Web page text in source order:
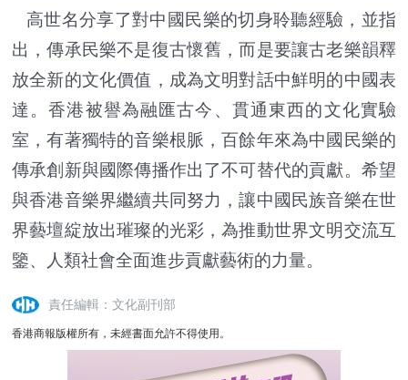
高世名分享了對中國民樂的切身聆聽經驗，並指
出，傳承民樂不是復古懷舊，而是要讓古老樂韻釋
放全新的文化價值，成為文明對話中鮮明的中國表
達。香港被譽為融匯古今、貫通東西的文化實驗
室，有著獨特的音樂根脈，百餘年來為中國民樂的
傳承創新與國際傳播作出了不可替代的貢獻。希望
與香港音樂界繼續共同努力，讓中國民族音樂在世
界藝壇綻放出璀璨的光彩，為推動世界文明交流互
鑒、人類社會全面進步貢獻藝術的力量。
責任編輯：文化副刊部
香港商報版權所有，未經書面允許不得使用。